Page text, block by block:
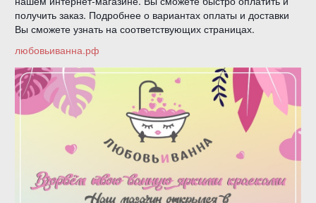
получить заказ. Подробнее о вариантах оплаты и доставки
Вы сможете узнать на соответствующих страницах.
любовьиванна.рф